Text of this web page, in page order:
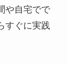
や自宅でで
すぐに実践